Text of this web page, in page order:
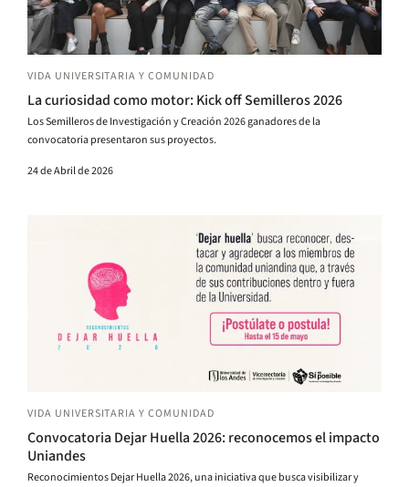
VIDA UNIVERSITARIA Y COMUNIDAD
La curiosidad como motor: Kick off Semilleros 2026
Los Semilleros de Investigación y Creación 2026 ganadores de la
convocatoria presentaron sus proyectos.
24 de Abril de 2026
VIDA UNIVERSITARIA Y COMUNIDAD
Convocatoria Dejar Huella 2026: reconocemos el impacto
Uniandes
Reconocimientos Dejar Huella 2026, una iniciativa que busca visibilizar y